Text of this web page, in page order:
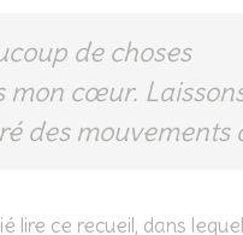
de choses
mon cœur.
des mouvements
lire ce recueil, dans